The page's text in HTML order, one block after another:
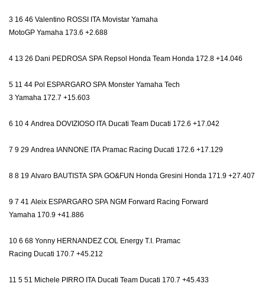
3 16 46 Valentino ROSSI ITA Movistar Yamaha
MotoGP Yamaha 173.6 +2.688
4 13 26 Dani PEDROSA SPA Repsol Honda Team Honda 172.8 +14.046
5 11 44 Pol ESPARGARO SPA Monster Yamaha Tech
3 Yamaha 172.7 +15.603
6 10 4 Andrea DOVIZIOSO ITA Ducati Team Ducati 172.6 +17.042
7 9 29 Andrea IANNONE ITA Pramac Racing Ducati 172.6 +17.129
8 8 19 Alvaro BAUTISTA SPA GO&FUN Honda Gresini Honda 171.9 +27.407
9 7 41 Aleix ESPARGARO SPA NGM Forward Racing Forward
Yamaha 170.9 +41.886
10 6 68 Yonny HERNANDEZ COL Energy T.I. Pramac
Racing Ducati 170.7 +45.212
11 5 51 Michele PIRRO ITA Ducati Team Ducati 170.7 +45.433